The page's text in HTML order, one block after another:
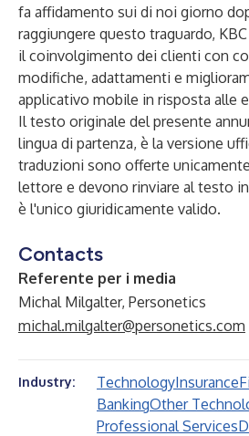
fa affidamento sui di noi giorno
raggiungere questo traguardo,
il coinvolgimento dei clienti con
modifiche, adattamenti e
applicativo mobile in risposta alle
Il testo originale del presente
lingua di partenza, è la versione
traduzioni sono offerte
lettore e devono rinviare al testo
è l'unico giuridicamente valido.
Contacts
Referente per i media
Michal Milgalter, Personetics
michal.milgalter@personetics.com
Industry: TechnologyInsurance
BankingOther
Professional Services